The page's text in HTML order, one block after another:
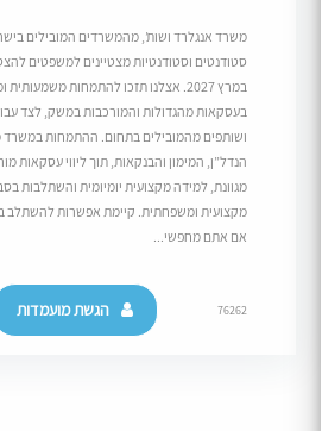
משרד אנגלרד ושות’, מהמשרדים המובילים
סטודנטים וסטודנטיות מצטיינים למשפטים
במרץ 2027. אצלנו תזכו להתמחות
בעסקאות מהגדולות והמורכבות במשק, לצד
ושותפים מהמובילים בתחום. ההתמחות במשרד
הנדל”ן, המימון והבנקאות, תוך ליווי עסקאות
מגוונת, למידה מקצועית יומיומית והשתלבות
מקצועית ומשפחתית. קיימת אפשרות להשתלב
אם אתם מחפשי...
76262 הגשת מועמדות